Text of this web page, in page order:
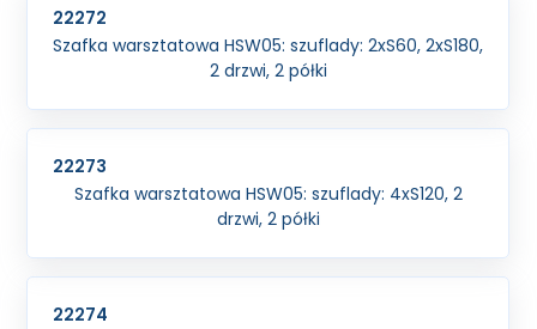
22272
Szafka warsztatowa HSW05: szuflady: 2xS60, 2xS180,
2 drzwi, 2 półki
22273
Szafka warsztatowa HSW05: szuflady: 4xS120, 2
drzwi, 2 półki
22274